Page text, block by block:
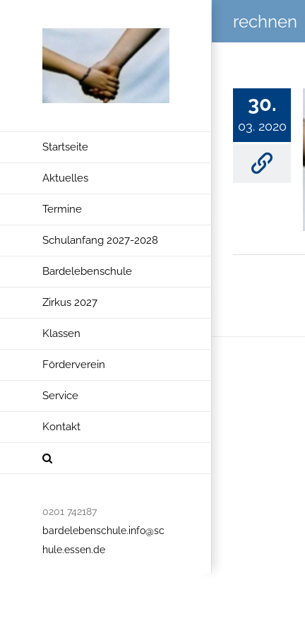
springen
Startseite
Aktuelles
Termine
Schulanfang 2027-2028
Bardelebenschule
Zirkus 2027
Klassen
Förderverein
Service
Kontakt
0201 742187
bardelebenschule.info@sc
hule.essen.de
rechnen
30.
03. 2020